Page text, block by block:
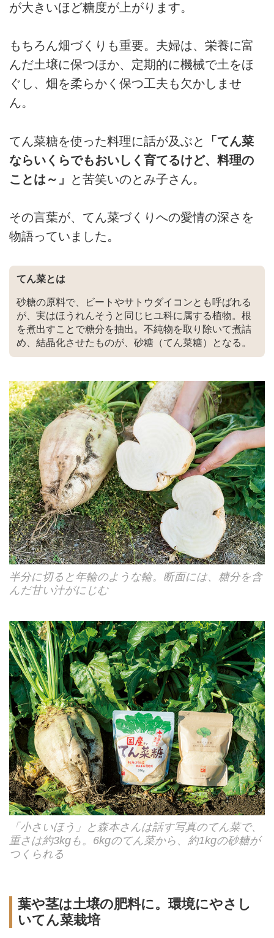
が大きいほど糖度が上がります。
もちろん畑づくりも重要。夫婦は、栄養に富
んだ土壌に保つほか、定期的に機械で土をほ
ぐし、畑を柔らかく保つ工夫も欠かしませ
ん。
てん菜糖を使った料理に話が及ぶと
「てん菜
ならいくらでもおいしく育てるけど、料理の
ことは～」
と苦笑いのとみ子さん。
その言葉が、てん菜づくりへの愛情の深さを
物語っていました。
てん菜とは
砂糖の原料で、ビートやサトウダイコンとも呼ばれる
が、実はほうれんそうと同じヒユ科に属する植物。根
を煮出すことで糖分を抽出。不純物を取り除いて煮詰
め、結晶化させたものが、砂糖（てん菜糖）となる。
半分に切ると年輪のような輪。断面には、糖分を含
んだ甘い汁がにじむ
「小さいほう」と森本さんは話す写真のてん菜で、
重さは約3kgも。6kgのてん菜から、約1kgの砂糖が
つくられる
葉や茎は土壌の肥料に。環境にやさし
いてん菜栽培